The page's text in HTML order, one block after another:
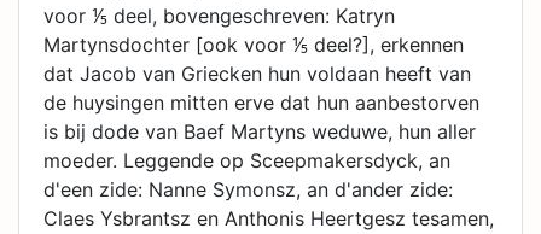
voor ⅕ deel, bovengeschreven: Katryn
Martynsdochter [ook voor ⅕ deel?], erkennen
dat Jacob van Griecken hun voldaan heeft van
de huysingen mitten erve dat hun aanbestorven
is bij dode van Baef Martyns weduwe, hun aller
moeder. Leggende op Sceepmakersdyck, an
d'een zide: Nanne Symonsz, an d'ander zide:
Claes Ysbrantsz en Anthonis Heertgesz tesamen,